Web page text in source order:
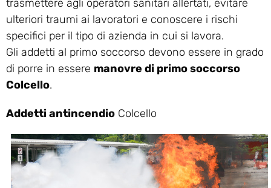
trasmettere agli operatori sanitari allertati, evitare
ulteriori traumi ai lavoratori e conoscere i rischi
specifici per il tipo di azienda in cui si lavora.
Gli addetti al primo soccorso devono essere in grado
di porre in essere manovre di primo soccorso
Colcello.
Addetti antincendio Colcello